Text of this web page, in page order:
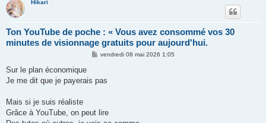
Hikari
Ton YouTube de poche : « Vous avez consommé vos 30
minutes de visionnage gratuits pour aujourd'hui.
M
a
vendredi 08 mai 2026 1:05
Sur le plan économique
Je me dit que je payerais pas
Mais si je suis réaliste
Grâce à YouTube, on peut lire